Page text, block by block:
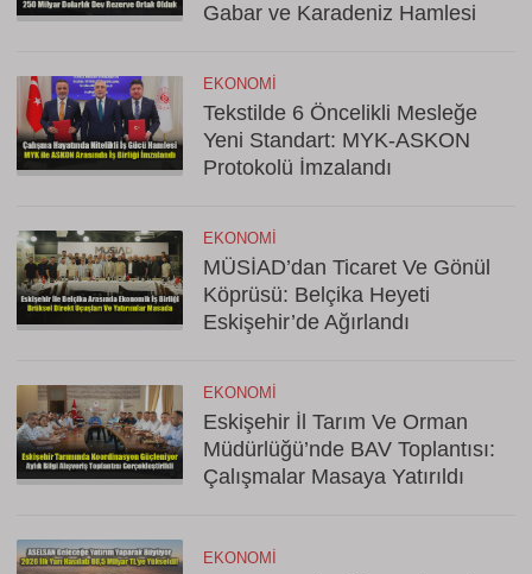
Gabar ve Karadeniz Hamlesi
EKONOMI
Tekstilde 6 Öncelikli Mesleğe
Yeni Standart: MYK-ASKON
Protokolü İmzalandı
EKONOMI
MÜSİAD’dan Ticaret Ve Gönül
Köprüsü: Belçika Heyeti
Eskişehir’de Ağırlandı
EKONOMI
Eskişehir İl Tarım Ve Orman
Müdürlüğü’nde BAV Toplantısı:
Çalışmalar Masaya Yatırıldı
EKONOMI